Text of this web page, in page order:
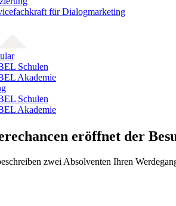
für Dialogmarketing
Schulen
Akademie
Schulen
Akademie
eröffnet der
zwei Absolventen Ihren